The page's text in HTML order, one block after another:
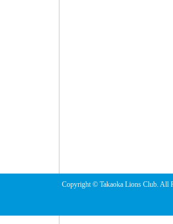
Copyright © Takaoka Lions Club. All